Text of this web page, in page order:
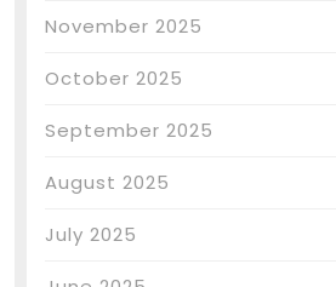
November 2025
October 2025
September 2025
August 2025
July 2025